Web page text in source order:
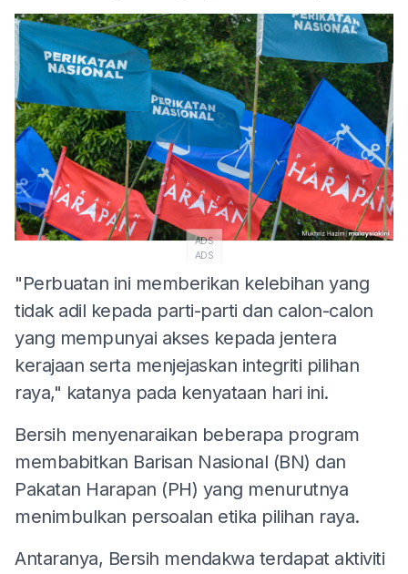
ADS
ADS
"Perbuatan ini memberikan kelebihan yang
tidak adil kepada parti-parti dan calon-calon
yang mempunyai akses kepada jentera
kerajaan serta menjejaskan integriti pilihan
raya," katanya pada kenyataan hari ini.
Bersih menyenaraikan beberapa program
membabitkan Barisan Nasional (BN) dan
Pakatan Harapan (PH) yang menurutnya
menimbulkan persoalan etika pilihan raya.
Antaranya, Bersih mendakwa terdapat aktiviti